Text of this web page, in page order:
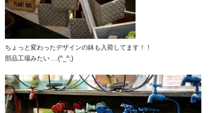
ちょっと変わったデザインの鉢も入荷してます！！
部品工場みたい….(^_^;)